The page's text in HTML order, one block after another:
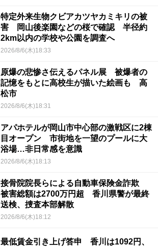
特定外来生物クビアカツヤカミキリの被
害 岡山後楽園などの桜で確認 半径約
2km以内の学校や公園を調査へ
2026/8/6(木)18:33
原爆の悲惨さ伝えるパネル展 被爆者の
記憶をもとに高校生が描いた絵画も 高
松市
2026/8/6(木)18:31
アパホテルが岡山市中心部の激戦区に2棟
目オープン 市街地を一望のプールに大
浴場…非日常感を意識
2026/8/6(木)18:13
接骨院院長らによる自動車保険金詐欺
被害総額は2700万円超 香川県警が最終
送検、捜査本部解散
2026/8/6(木)18:12
最低賃金引き上げ答申 香川は1092円、